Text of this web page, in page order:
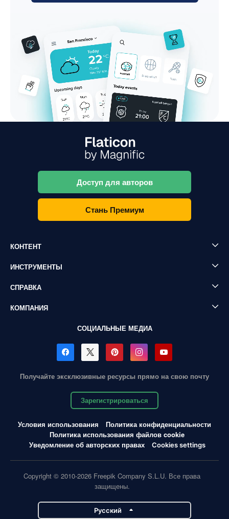
Доступ для авторов
Стань Премиум
КОНТЕНТ
ИНСТРУМЕНТЫ
СПРАВКА
КОМПАНИЯ
СОЦИАЛЬНЫЕ МЕДИА
Получайте эксклюзивные ресурсы прямо на свою почту
Зарегистрироваться
Условия использования
Политика конфиденциальности
Политика использования файлов cookie
Уведомление об авторских правах
Cookies settings
Copyright © 2010-2026 Freepik Company S.L.U. Все права
защищены.
Pусский